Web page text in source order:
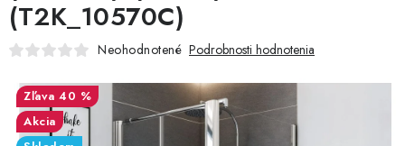
VANE
DOPLNKY
(T2K_10570C)
Neohodnotené Podrobnosti hodnotenia
40 %
Akcia